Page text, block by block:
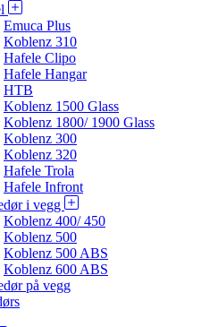
Emuca Plus
Koblenz 310
Hafele Clipo
Hafele Hangar
HTB
Koblenz 1500 Glass
Koblenz 1800/ 1900 Glass
Koblenz 300
Koblenz 320
Hafele Trola
Hafele Infront
i vegg
Koblenz 400/ 450
Koblenz 500
Koblenz 500 ABS
Koblenz 600 ABS
på vegg